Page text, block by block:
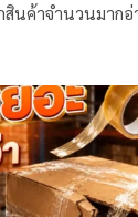
สินค้าจำนวนมากอ่